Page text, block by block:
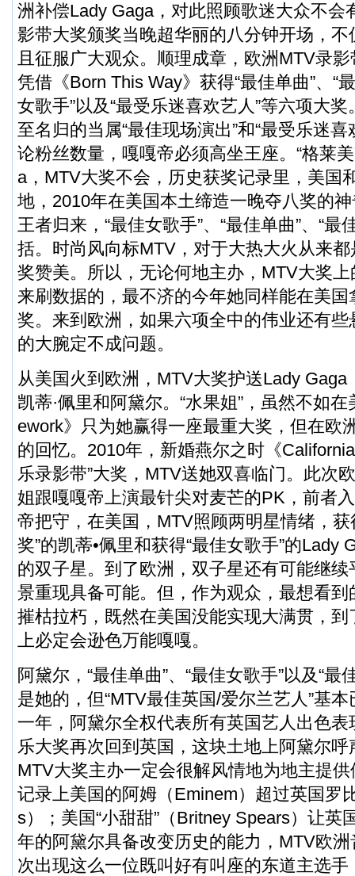
洲补偿Lady Gaga，对此照顾歌迷大众不会
影带大奖颁奖当晚超华丽的八分钟开场，
且征服广大观众。顺理成章，欧洲MTV录
凭借《Born This Way》获得“最佳单曲”、“
女歌手”以及“最受乐迷喜欢艺人”等六项大
至名归的当属“最佳现场演出”和“最受乐迷
论粉丝数量，嘎嘎帝必须高坐王座。“格莱
a，MTV大奖不会，历史获奖记录里，美国
地，2010年在美国本土缔造一晚夺八奖的
王者归来，“最佳女歌手”、“最佳单曲”、“最
括。时尚风向标MTV，对于大热大火从来
奖赞美。所以，无论何地主办，MTV大奖
来刷数据的，最不济的今年她同样能在美国
奖。来到欧洲，如果六项全中的伟业还有
的大腕定不成问题。
从美国火到欧洲，MTV大奖护送Lady
凯蒂·佩里和阿黛尔。“水果姐”，虽然不如
ework》只为她赢得一座最重大奖，但在欧
的回忆。2010年，新婚燕尔之时《
乐录影带”大奖，MTV送她双喜临门。此次
姐跟嘎嘎帝上演最针尖对麦芒的PK，前者
帝把守，在美国，MTV照顾两明星情绪，获
奖”的凯蒂•佩里和获得“最佳女歌手”的Lady
的双子星。到了欧洲，双子星还有可能继
景重现具备可能。但，作为观众，最想看
摧枯拉朽，既然在美国没能实现大满贯，
上必定会逊色万能嘎嘎。
阿黛尔，“最佳单曲”、“最佳女歌手”以及“最
是她的，但“MTV最佳英国/爱尔兰艺人”基本
一年，阿黛尔全权代表所有英国艺人出色
乐大奖再次回到英国，这块土地上阿黛尔
MTV大奖主办一定会很解风情地为地主提
记录上美国的阿姆（Eminem）超过英国罗
s）；美国“小甜甜”（Britney Spears）让英
年的阿黛尔具备改变历史的能力，MTV欧
次出现这么一位既叫好有叫座的东道主选